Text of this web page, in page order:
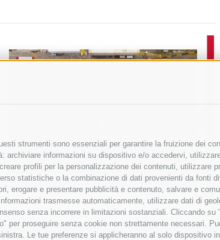
strumenti sono essenziali per garantire la fruizione dei
informazioni su dispositivo e/o accedervi,
profili per la personalizzazione dei contenuti, utilizzare
statistiche o la combinazione di dati provenienti da
erogare e presentare pubblicità e contenuto, salvare e
trasmesse automaticamente, utilizzare dati di
senza incorrere in limitazioni sostanziali. Cliccando
proseguire senza cookie non strettamente necessari.
Le tue preferenze si applicheranno al solo dispositivo